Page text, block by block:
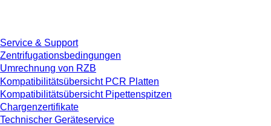
Service & Support
Zentrifugationsbedingungen
Umrechnung von RZB
Kompatibilitätsübersicht PCR Platten
Kompatibilitätsübersicht Pipettenspitzen
Chargenzertifikate
Technischer Geräteservice